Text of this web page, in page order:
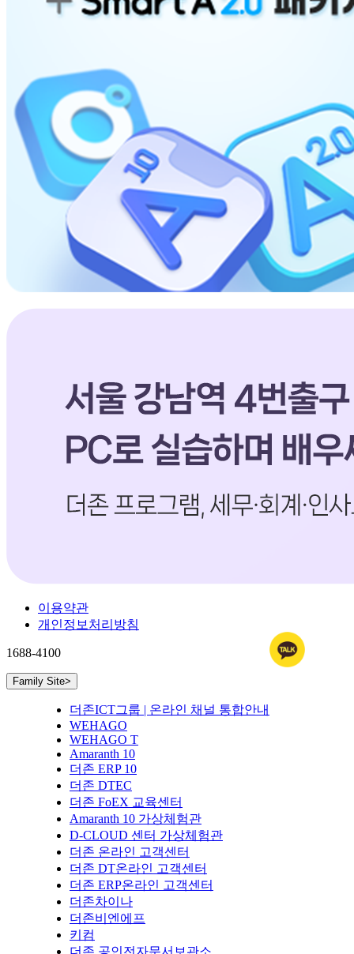
이용약관
개인정보처리방침
1688-4100
Family Site>
더존ICT그룹 | 온라인 채널 통합안내
WEHAGO
WEHAGO T
Amaranth 10
더존 ERP 10
더존 DTEC
더존 FoEX 교육센터
Amaranth 10 가상체험관
D-CLOUD 센터 가상체험관
더존 온라인 고객센터
더존 DT온라인 고객센터
더존 ERP온라인 고객센터
더존차이나
더존비엔에프
키컴
더존 공인전자문서보관소